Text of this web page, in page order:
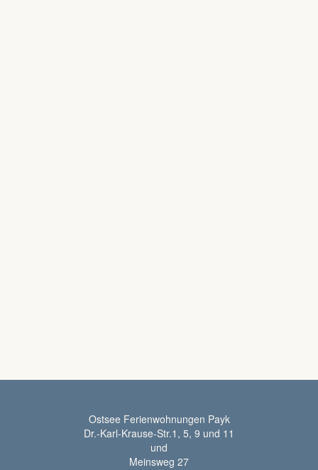
Ostsee Ferienwohnungen Payk
Dr.-Karl-Krause-Str.1, 5, 9 und 11
und
Meinsweg 27